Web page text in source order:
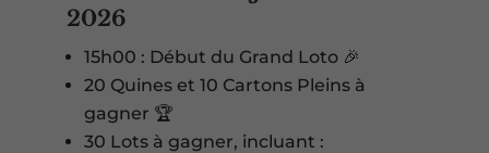
2026
15h00 : Début du Grand Loto 🎉
20 Quines et 10 Cartons Pleins à
gagner 🏆
30 Lots à gagner, incluant :